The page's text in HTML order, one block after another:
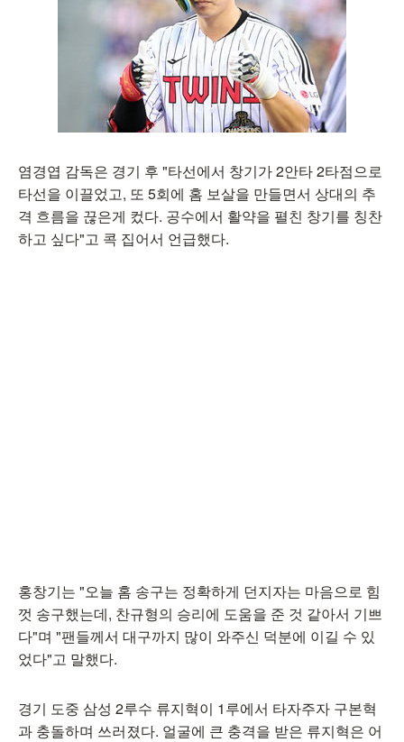
염경엽 감독은 경기 후 "타선에서 창기가 2안타 2타점으로
타선을 이끌었고, 또 5회에 홈 보살을 만들면서 상대의 추
격 흐름을 끊은게 컸다. 공수에서 활약을 펼친 창기를 칭찬
하고 싶다"고 콕 집어서 언급했다.
홍창기는 "오늘 홈 송구는 정확하게 던지자는 마음으로 힘
껏 송구했는데, 찬규형의 승리에 도움을 준 것 같아서 기쁘
다"며 "팬들께서 대구까지 많이 와주신 덕분에 이길 수 있
었다"고 말했다.
경기 도중 삼성 2루수 류지혁이 1루에서 타자주자 구본혁
과 충돌하며 쓰러졌다. 얼굴에 큰 충격을 받은 류지혁은 어